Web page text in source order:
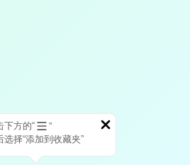
下方的“
”
选择“添加到收藏夹”